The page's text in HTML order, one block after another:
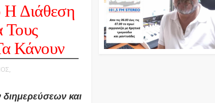
Διάθεση
Κάνουν
και